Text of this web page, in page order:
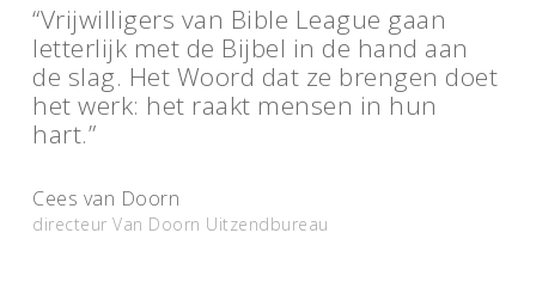
“Vrijwilligers van Bible League gaan
letterlijk met de Bijbel in de hand aan
de slag. Het Woord dat ze brengen doet
het werk: het raakt mensen in hun
hart.”
Cees van Doorn
directeur Van Doorn Uitzendbureau